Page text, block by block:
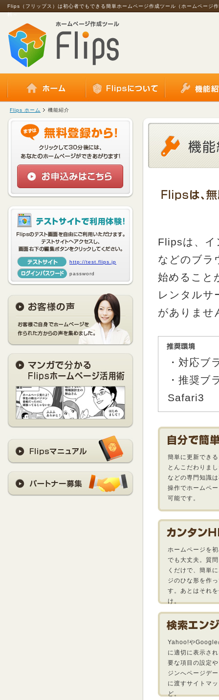
Flips（フリップス）は初心者でもできる簡単ホームページ作成ツール（ホームページ
Flips ホーム 機能紹介
http://test.flips.jp
password
Flipsは、
などのブラ
始めること
レンタルサ
がありませ
・対応ブ
・推奨ブ
Safari3
簡単に更新でき
とんこだわりま
などの専門知識
操作でホームペ
可能です。
ホームページを
でも大丈夫。質
くだけで、簡単
ジのひな形を作
す。あとはそれ
け。
Yahoo!やGoogle
に適切に表示さ
要な項目の設定
ジンへページデ
に渡すサイトマ
ど。